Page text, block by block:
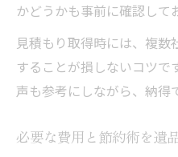
かどうかも事前に確認して
見積もり取得時には、複
することが損しないコツで
声も参考にしながら、納得
必要な費用と節約術を遺